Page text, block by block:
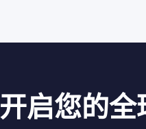
开启您的